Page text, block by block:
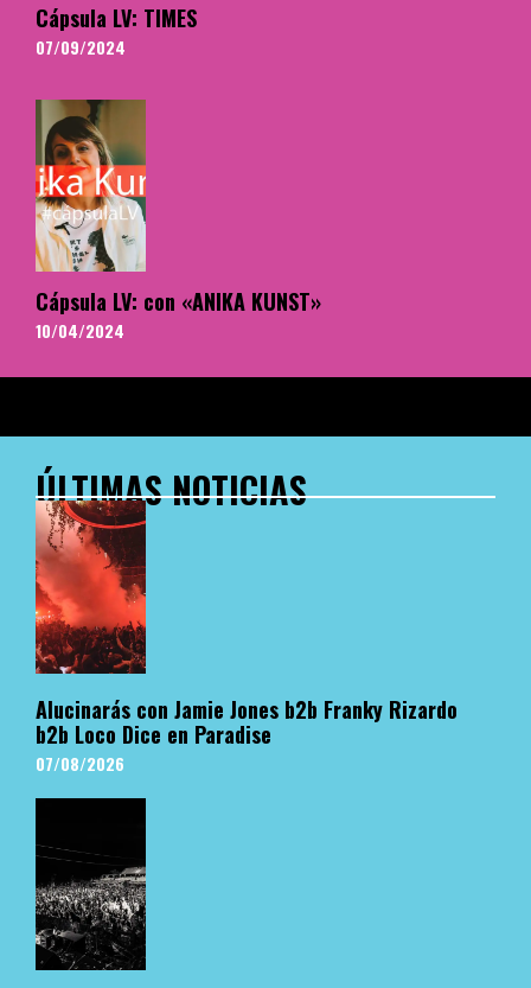
Cápsula LV: TIMES
07/09/2024
Cápsula LV: con «ANIKA KUNST»
10/04/2024
ÚLTIMAS NOTICIAS
Alucinarás con Jamie Jones b2b Franky Rizardo
b2b Loco Dice en Paradise
07/08/2026